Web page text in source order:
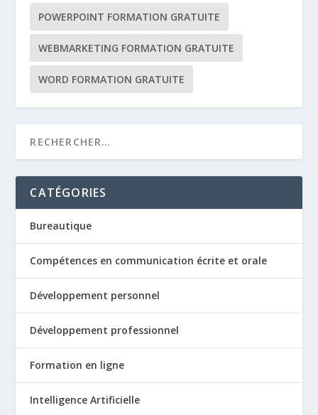
POWERPOINT FORMATION GRATUITE
WEBMARKETING FORMATION GRATUITE
WORD FORMATION GRATUITE
CATÉGORIES
Bureautique
Compétences en communication écrite et orale
Développement personnel
Développement professionnel
Formation en ligne
Intelligence Artificielle